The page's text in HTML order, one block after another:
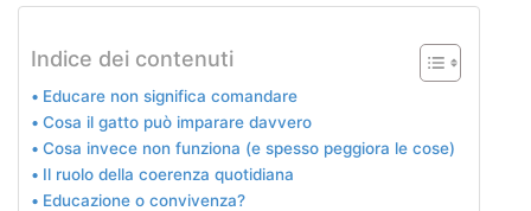
Indice dei contenuti
Educare non significa comandare
Cosa il gatto può imparare davvero
Cosa invece non funziona (e spesso peggiora le cose)
Il ruolo della coerenza quotidiana
Educazione o convivenza?